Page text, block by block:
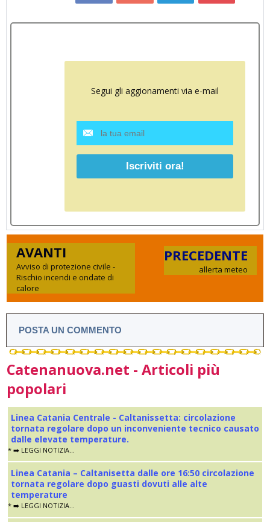
Segui gli aggionamenti via e-mail
AVANTI
Avviso di protezione civile -
Rischio incendi e ondate di
calore
PRECEDENTE
allerta meteo
POSTA UN COMMENTO
Catenanuova.net - Articoli più
popolari
Linea Catania Centrale - Caltanissetta: circolazione
tornata regolare dopo un inconveniente tecnico causato
dalle elevate temperature.
* ➡️ LEGGI NOTIZIA...
Linea Catania – Caltanisetta dalle ore 16:50 circolazione
tornata regolare dopo guasti dovuti alle alte
temperature
* ➡️ LEGGI NOTIZIA...